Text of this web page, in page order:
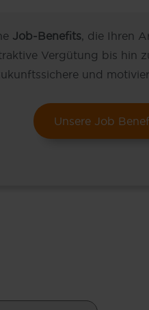
Job-Benefits, die Ihren
Vergütung bis hin
und
Unsere Job